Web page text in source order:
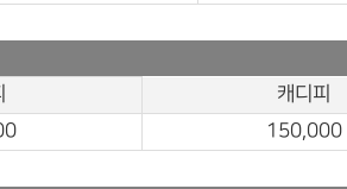
캐디피
150,000